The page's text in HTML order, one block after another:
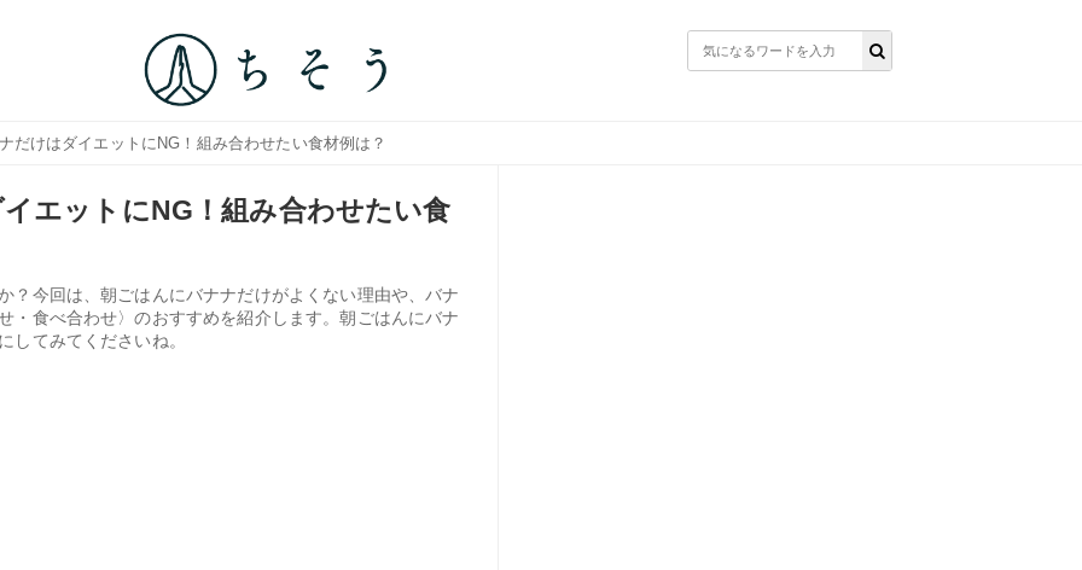
だけはダイエットにNG！組み合わせたい食材例は？
エットにNG！組み合わせたい食
？今回は、朝ごはんにバナナだけがよくない理由や、バナ
・食べ合わせ〉のおすすめを紹介します。朝ごはんにバナ
してみてくださいね。